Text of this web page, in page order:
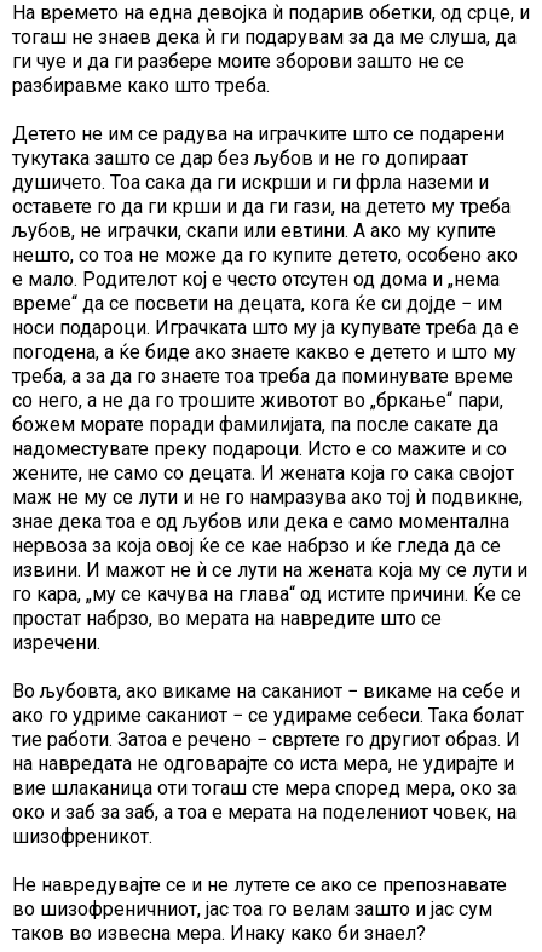
На времето на една девојка ѝ подарив обетки, од срце, и
тогаш не знаев дека ѝ ги подарувам за да ме слуша, да
ги чуе и да ги разбере моите зборови зашто не се
разбиравме како што треба.
Детето не им се радува на играчките што се подарени
тукутака зашто се дар без љубов и не го допираат
душичето. Тоа сака да ги искрши и ги фрла наземи и
оставете го да ги крши и да ги гази, на детето му треба
љубов, не играчки, скапи или евтини. А ако му купите
нешто, со тоа не може да го купите детето, особено ако
е мало. Родителот кој е често отсутен од дома и „нема
време“ да се посвети на децата, кога ќе си дојде − им
носи подароци. Играчката што му ја купувате треба да е
погодена, а ќе биде ако знаете какво е детето и што му
треба, а за да го знаете тоа треба да поминувате време
со него, а не да го трошите животот во „бркање“ пари,
божем морате поради фамилијата, па после сакате да
надоместувате преку подароци. Исто е со мажите и со
жените, не само со децата. И жената која го сака својот
маж не му се лути и не го намразува ако тој ѝ подвикне,
знае дека тоа е од љубов или дека е само моментална
нервоза за која овој ќе се кае набрзо и ќе гледа да се
извини. И мажот не ѝ се лути на жената која му се лути и
го кара, „му се качува на глава“ од истите причини. Ќе се
простат набрзо, во мерата на навредите што се
изречени.
Во љубовта, ако викаме на саканиот − викаме на себе и
ако го удриме саканиот − се удираме себеси. Така болат
тие работи. Затоа е речено − свртете го другиот образ. И
на навредата не одговарајте со иста мера, не удирајте и
вие шлаканица оти тогаш сте мера според мера, око за
око и заб за заб, а тоа е мерата на поделениот човeк, на
шизофреникот.
Не навредувајте се и не лутете се ако се препознавате
во шизофреничниот, јас тоа го велам зашто и јас сум
таков во извесна мера. Инаку како би знаел?